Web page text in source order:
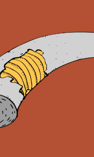
O Coto Furado